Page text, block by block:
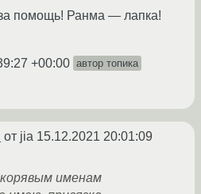
помощь! Ранма — лапка!
+00:00 автор топика
от jia 15.12.2021 20:01:09
именам